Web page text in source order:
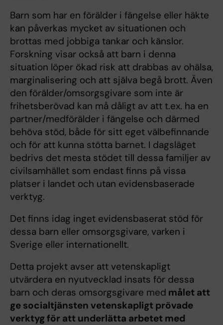
Barn som har en förälder i fängelse eller häkte
kan påverkas mycket av situationen och
brottas med jobbiga tankar och känslor.
Forskning visar också att barn i denna
situation löper ökad risk att drabbas av ohälsa,
marginalisering och att själva begå brott. Även
den förälder/omsorgsgivare som inte är
frihetsberövad kan må dåligt av att t.ex. ha en
partner/medförälder i fängelse och därmed
behöva stöd, både för sitt eget välbefinnande
och för att kunna stötta barnet. I dagsläget
bedrivs det mesta stödet till dessa familjer av
civilsamhället som endast finns på vissa
platser i landet och utan evidensbaserade
verktyg.
Det finns idag inget evidensbaserat stöd för
dessa barn eller omsorgsgivare, varken i
Sverige eller internationellt.
Detta projekt avser att vetenskapligt
utvärdera en nyutvecklad insats för dessa
barn och deras omsorgsgivare med målet att
ge socialtjänsten vetenskapligt prövade
verktyg för att underlätta arbetet med